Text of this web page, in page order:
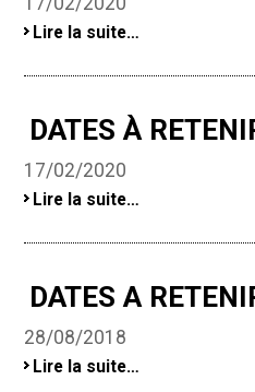
Dates
retenir
Lire la suite…
DATES À
17/02/2020
Dates
retenir
Lire la suite…
DATES A
28/08/2018
DATES
Lire la suite…